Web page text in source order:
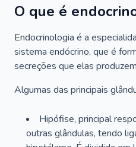
O que é
Endocrinologia é a
sistema endócrino, que é
secreções que elas
Algumas das principais
Hipófise, principal
outras glândulas, tendo